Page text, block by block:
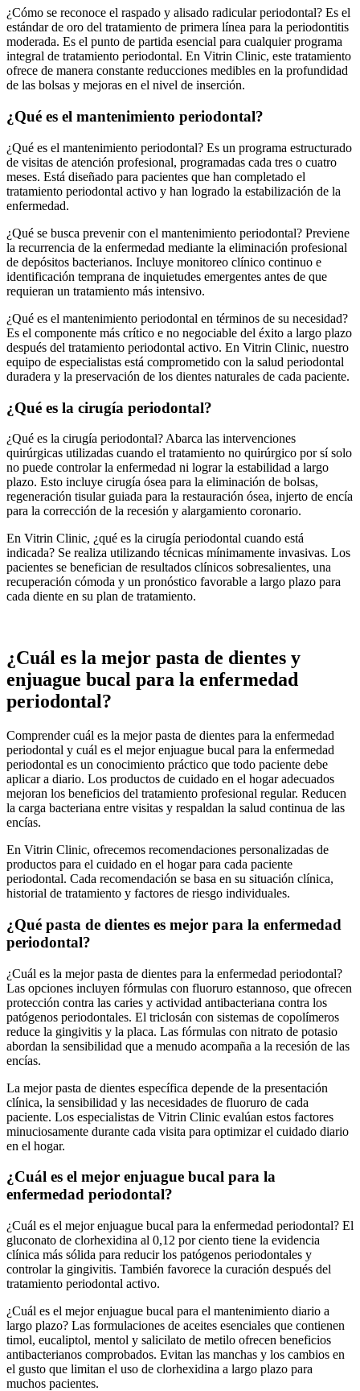
¿Cómo se reconoce el raspado y alisado radicular periodontal? Es el
estándar de oro del tratamiento de primera línea para la periodontitis
moderada. Es el punto de partida esencial para cualquier programa
integral de tratamiento periodontal. En Vitrin Clinic, este tratamiento
ofrece de manera constante reducciones medibles en la profundidad
de las bolsas y mejoras en el nivel de inserción.
¿Qué es el mantenimiento periodontal?
¿Qué es el mantenimiento periodontal? Es un programa estructurado
de visitas de atención profesional, programadas cada tres o cuatro
meses. Está diseñado para pacientes que han completado el
tratamiento periodontal activo y han logrado la estabilización de la
enfermedad.
¿Qué se busca prevenir con el mantenimiento periodontal? Previene
la recurrencia de la enfermedad mediante la eliminación profesional
de depósitos bacterianos. Incluye monitoreo clínico continuo e
identificación temprana de inquietudes emergentes antes de que
requieran un tratamiento más intensivo.
¿Qué es el mantenimiento periodontal en términos de su necesidad?
Es el componente más crítico e no negociable del éxito a largo plazo
después del tratamiento periodontal activo. En Vitrin Clinic, nuestro
equipo de especialistas está comprometido con la salud periodontal
duradera y la preservación de los dientes naturales de cada paciente.
¿Qué es la cirugía periodontal?
¿Qué es la cirugía periodontal? Abarca las intervenciones
quirúrgicas utilizadas cuando el tratamiento no quirúrgico por sí solo
no puede controlar la enfermedad ni lograr la estabilidad a largo
plazo. Esto incluye cirugía ósea para la eliminación de bolsas,
regeneración tisular guiada para la restauración ósea, injerto de encía
para la corrección de la recesión y alargamiento coronario.
En Vitrin Clinic, ¿qué es la cirugía periodontal cuando está
indicada? Se realiza utilizando técnicas mínimamente invasivas. Los
pacientes se benefician de resultados clínicos sobresalientes, una
recuperación cómoda y un pronóstico favorable a largo plazo para
cada diente en su plan de tratamiento.
¿Cuál es la mejor pasta de dientes y
enjuague bucal para la enfermedad
periodontal?
Comprender cuál es la mejor pasta de dientes para la enfermedad
periodontal y cuál es el mejor enjuague bucal para la enfermedad
periodontal es un conocimiento práctico que todo paciente debe
aplicar a diario. Los productos de cuidado en el hogar adecuados
mejoran los beneficios del tratamiento profesional regular. Reducen
la carga bacteriana entre visitas y respaldan la salud continua de las
encías.
En Vitrin Clinic, ofrecemos recomendaciones personalizadas de
productos para el cuidado en el hogar para cada paciente
periodontal. Cada recomendación se basa en su situación clínica,
historial de tratamiento y factores de riesgo individuales.
¿Qué pasta de dientes es mejor para la enfermedad
periodontal?
¿Cuál es la mejor pasta de dientes para la enfermedad periodontal?
Las opciones incluyen fórmulas con fluoruro estannoso, que ofrecen
protección contra las caries y actividad antibacteriana contra los
patógenos periodontales. El triclosán con sistemas de copolímeros
reduce la gingivitis y la placa. Las fórmulas con nitrato de potasio
abordan la sensibilidad que a menudo acompaña a la recesión de las
encías.
La mejor pasta de dientes específica depende de la presentación
clínica, la sensibilidad y las necesidades de fluoruro de cada
paciente. Los especialistas de Vitrin Clinic evalúan estos factores
minuciosamente durante cada visita para optimizar el cuidado diario
en el hogar.
¿Cuál es el mejor enjuague bucal para la
enfermedad periodontal?
¿Cuál es el mejor enjuague bucal para la enfermedad periodontal? El
gluconato de clorhexidina al 0,12 por ciento tiene la evidencia
clínica más sólida para reducir los patógenos periodontales y
controlar la gingivitis. También favorece la curación después del
tratamiento periodontal activo.
¿Cuál es el mejor enjuague bucal para el mantenimiento diario a
largo plazo? Las formulaciones de aceites esenciales que contienen
timol, eucaliptol, mentol y salicilato de metilo ofrecen beneficios
antibacterianos comprobados. Evitan las manchas y los cambios en
el gusto que limitan el uso de clorhexidina a largo plazo para
muchos pacientes.